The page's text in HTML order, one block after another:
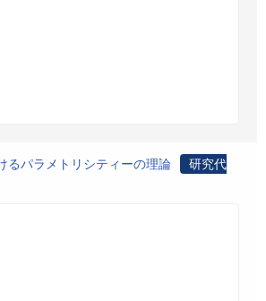
るパラメトリシティーの理論
研究代